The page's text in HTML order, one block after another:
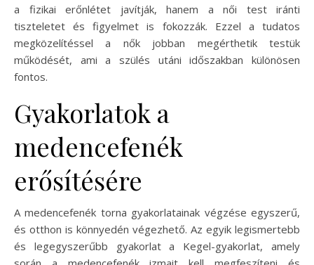
a fizikai erőnlétet javítják, hanem a női test iránti
tiszteletet és figyelmet is fokozzák. Ezzel a tudatos
megközelítéssel a nők jobban megérthetik testük
működését, ami a szülés utáni időszakban különösen
fontos.
Gyakorlatok a
medencefenék
erősítésére
A medencefenék torna gyakorlatainak végzése egyszerű,
és otthon is könnyedén végezhető. Az egyik legismertebb
és legegyszerűbb gyakorlat a Kegel-gyakorlat, amely